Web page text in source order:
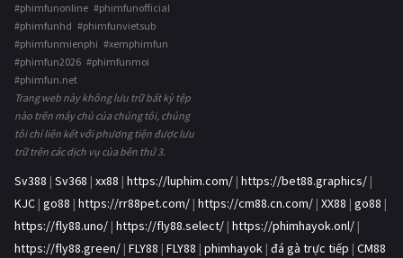
#phimfunonline #phimfunofficial
#phimfunhd #phimfunvietsub
#phimfunmienphi #xemphimfun
#phimfun2026 #phimfunmoi
#phimfun.net
Trang web này không lưu trữ bất kỳ tệp
nào trên máy chủ của chúng tôi, chúng
tôi chỉ liên kết với phương tiện được lưu
trữ trên các dịch vụ của bên thứ 3.
Sv388 | Sv368 | xx88 | https://luphim.com/ | https://bet88.graphics/ |
KJC | go88 | https://rr88pet.com/ | https://cm88.cn.com/ | XX88 | go88 |
https://fly88.uno/ | https://fly88.select/ | https://phimhayok.onl/ |
https://fly88.green/ | FLY88 | FLY88 | phimhayok | đá gà trực tiếp | CM88